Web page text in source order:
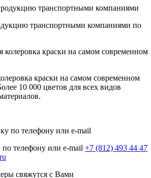
транспортными компаниями по
краски на самом современном
10 000 цветов для всех видов
по телефону или e-mail +7 (812) 493 44 47